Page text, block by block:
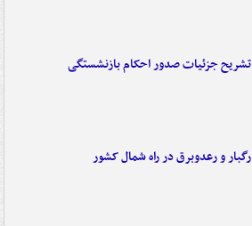
تشریح جزئیات صدور احکام بازنشستگی
رگبار و رعدوبرق در راه شمال کشور